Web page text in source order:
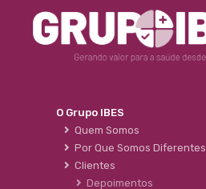
O Grupo IBES
Quem Somos
Por Que Somos Diferentes
Clientes
Depoimentos